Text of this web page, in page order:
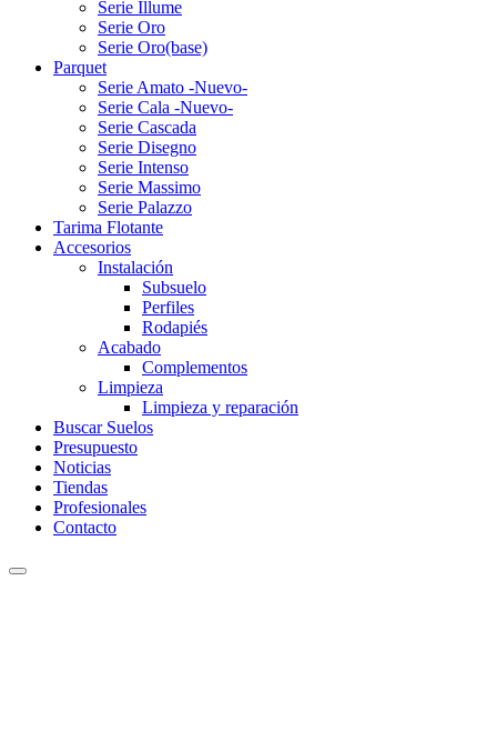
Serie Illume
Serie Oro
Serie Oro(base)
Parquet
Serie Amato -Nuevo-
Serie Cala -Nuevo-
Serie Cascada
Serie Disegno
Serie Intenso
Serie Massimo
Serie Palazzo
Tarima Flotante
Accesorios
Instalación
Subsuelo
Perfiles
Rodapiés
Acabado
Complementos
Limpieza
Limpieza y reparación
Buscar Suelos
Presupuesto
Noticias
Tiendas
Profesionales
Contacto